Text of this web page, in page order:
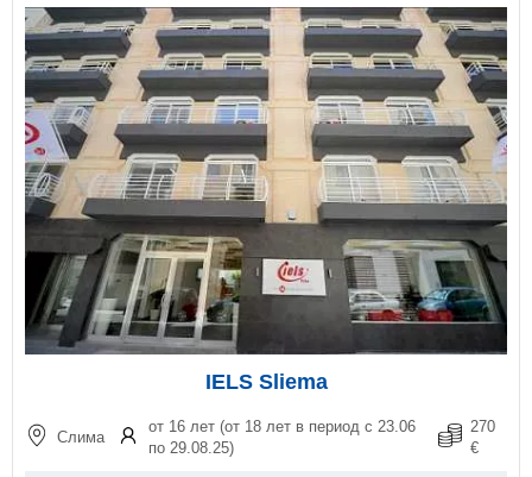
IELS Sliema
Слима
от 16 лет (от 18 лет в период с 23.06
по 29.08.25)
270
€